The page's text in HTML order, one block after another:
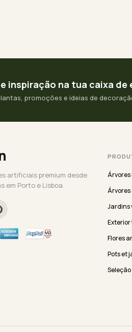
inspiração na tua caixa de
promoções e ideias de
artificiais premium desde
em Porto e Lisboa.
Árvores
Jardins
Exterior
Flores
Pots et